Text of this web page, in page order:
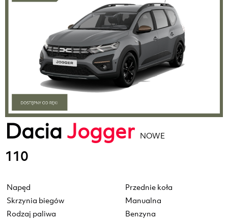
Dacia Jogger NOWE
110
Napęd
Przednie koła
Skrzynia biegów
Manualna
Rodzaj paliwa
Benzyna